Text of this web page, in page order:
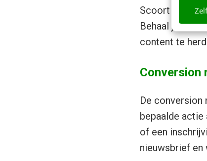
Scoort jouw
Behaal je
content te
Conversion
De conversion
bepaalde actie
of een
nieuwsbrief